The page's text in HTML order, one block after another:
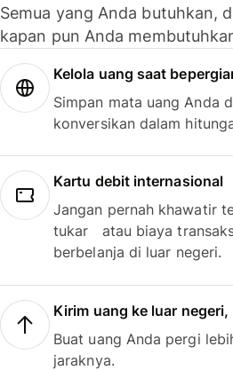
Semua yang Anda butuhkan,
kapan pun Anda
Kelola uang saat
Simpan mata uang Anda
konversikan dalam
Kartu debit internasional
Jangan pernah khawatir
tukar atau biaya
berbelanja di luar negeri.
Kirim uang ke luar
Buat uang Anda pergi
jaraknya.